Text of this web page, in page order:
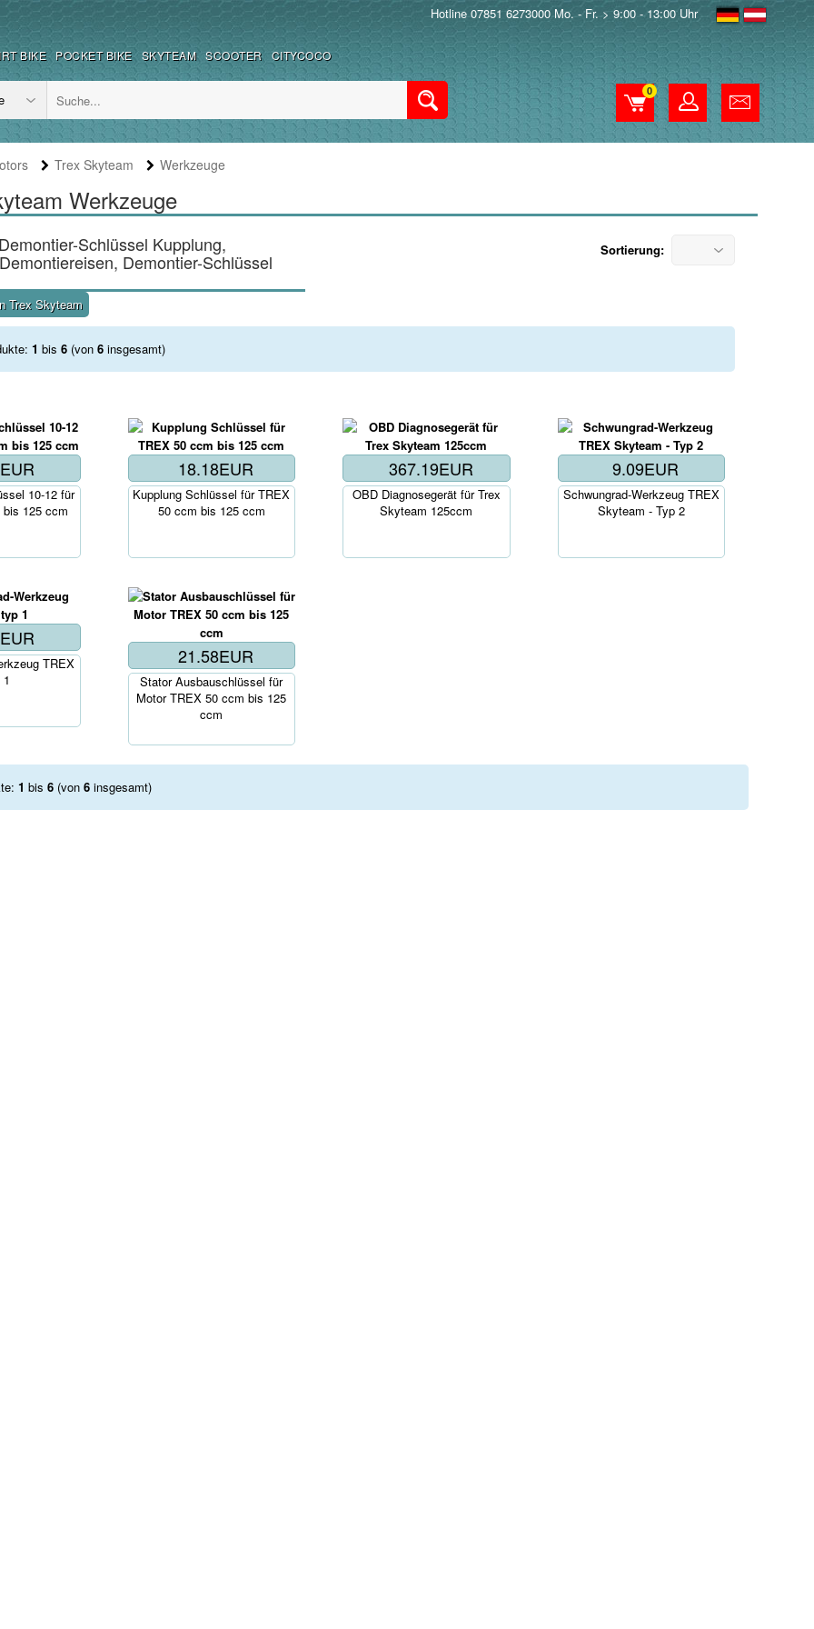
Hotline 07851 6273000 Mo. - Fr. > 9:00 - 13:00 Uhr
BIKE POCKET BIKE SKYTEAM SCOOTER CITYCOCO
0
Trex Skyteam Werkzeuge
Werkzeuge
Schlüssel Kupplung,
Demontier-Schlüssel
Trex Skyteam
Sortierung:
1 bis 6 (von 6 insgesamt)
10-12 für
125 ccm
Korb..
18.18EUR
Kupplung Schlüssel für TREX
50 ccm bis 125 ccm
Korb..
367.19EUR
OBD Diagnosegerät für Trex
Skyteam 125ccm
9.09EUR
Schwungrad-Werkzeug TREX
Skyteam - Typ 2
TREX
Korb..
21.58EUR
Stator Ausbauschlüssel für
Motor TREX 50 ccm bis 125
ccm
1 bis 6 (von 6 insgesamt)